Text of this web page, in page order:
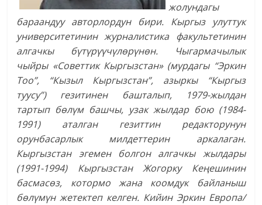
жолундагы
бараандуу авторлордун бири. Кыргыз улуттук
университетинин журналистика факультетинин
алгачкы бүтүрүүчүлөрүнөн. Чыгармачылык
чыйры «Советтик Кыргызстан» (мурдагы “Эркин
Тоо”, “Кызыл Кыргызстан”, азыркы “Кыргыз
туусу”) гезитинен башталып, 1979-жылдан
тартып бөлүм башчы, узак жылдар бою (1984-
1991) аталган гезиттин редакторунун
орунбасарлык милдеттерин аркалаган.
Кыргызстан эгемен болгон алгачкы жылдары
(1991-1994) Кыргызстан Жогорку Кеңешинин
басмасөз, котормо жана коомдук байланыш
бөлүмүн жетектеп келген. Кийин Эркин Европа/